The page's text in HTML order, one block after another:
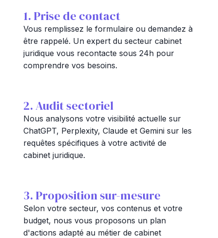
1. Prise de contact
Vous remplissez le formulaire ou demandez à
être rappelé. Un expert du secteur cabinet
juridique vous recontacte sous 24h pour
comprendre vos besoins.
2. Audit sectoriel
Nous analysons votre visibilité actuelle sur
ChatGPT, Perplexity, Claude et Gemini sur les
requêtes spécifiques à votre activité de
cabinet juridique.
3. Proposition sur-mesure
Selon votre secteur, vos contenus et votre
budget, nous vous proposons un plan
d'actions adapté au métier de cabinet